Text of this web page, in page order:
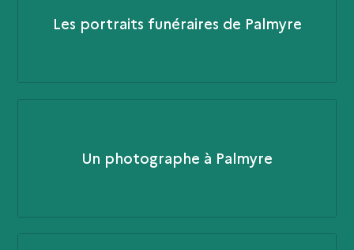
Les portraits funéraires de Palmyre
Un photographe à Palmyre